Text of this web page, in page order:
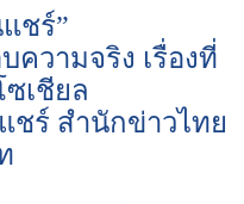
ชร์”
ความจริง เรื่องที่
เชียล
ชร์ สำนักข่าวไทย